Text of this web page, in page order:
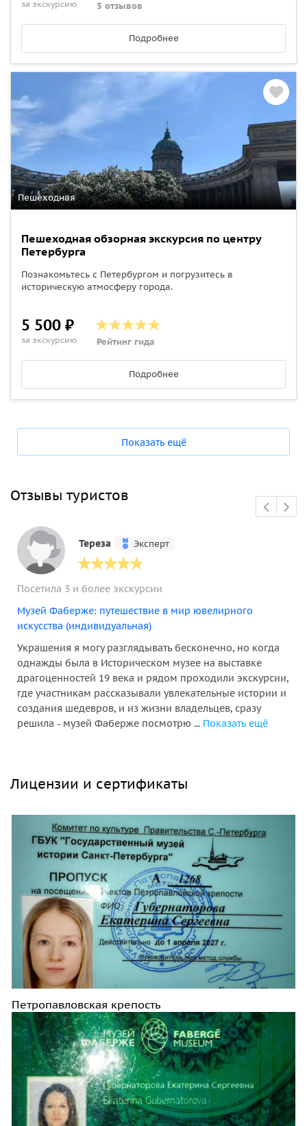
за экскурсию 5 отзывов
Подробнее
Пешеходная
Пешеходная обзорная экскурсия по центру
Петербурга
Познакомьтесь с Петербургом и погрузитесь в
историческую атмосферу города.
5 500 ₽
за экскурсию Рейтинг гида
Подробнее
Показать ещё
Отзывы туристов
Тереза Эксперт
Посетила 3 и более экскурсии
Музей Фаберже: путешествие в мир ювелирного
искусства (индивидуальная)
Украшения я могу разглядывать бесконечно, но когда
однажды была в Историческом музее на выставке
драгоценностей 19 века и рядом проходили экскурсии,
где участникам рассказывали увлекательные истории и
создания шедевров, и из жизни владельцев, сразу
решила - музей Фаберже посмотрю ... Показать ещё
Лицензии и сертификаты
Петропавловская крепость